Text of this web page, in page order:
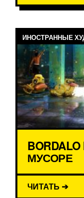
ИНОСТРАННЫЕ
МУСОРЕ
ЧИТАТЬ ➔